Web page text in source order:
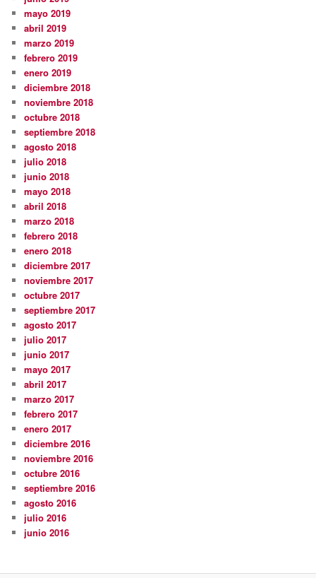
mayo 2019
abril 2019
marzo 2019
febrero 2019
enero 2019
diciembre 2018
noviembre 2018
octubre 2018
septiembre 2018
agosto 2018
julio 2018
junio 2018
mayo 2018
abril 2018
marzo 2018
febrero 2018
enero 2018
diciembre 2017
noviembre 2017
octubre 2017
septiembre 2017
agosto 2017
julio 2017
junio 2017
mayo 2017
abril 2017
marzo 2017
febrero 2017
enero 2017
diciembre 2016
noviembre 2016
octubre 2016
septiembre 2016
agosto 2016
julio 2016
junio 2016